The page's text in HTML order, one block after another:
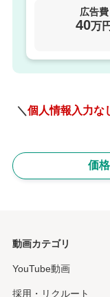
広告費
40万円
＼ 個人情報入力な
価
動画カテゴリ
YouTube動画
採用・リクルート